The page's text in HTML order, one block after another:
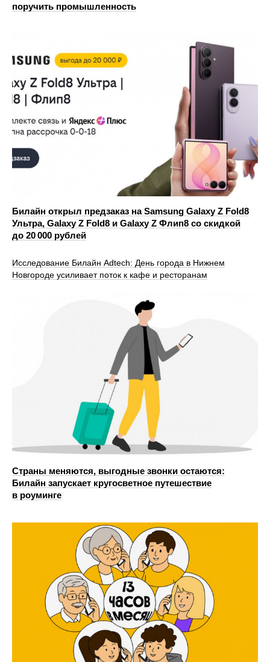
поручить промышленность
Билайн открыл предзаказ на Samsung Galaxy Z Fold8
Ультра, Galaxy Z Fold8 и Galaxy Z Флип8 со скидкой
до 20 000 рублей
Исследование Билайн Adtech: День города в Нижнем
Новгороде усиливает поток к кафе и ресторанам
Страны меняются, выгодные звонки остаются:
Билайн запускает кругосветное путешествие
в роуминге